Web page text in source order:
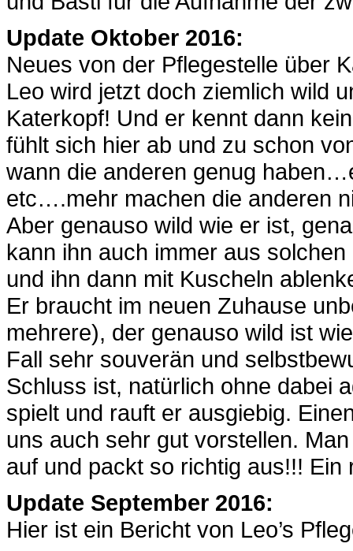
Update Oktober 2016:
Neues von der Pflegestelle über
Leo wird jetzt doch ziemlich wild
Katerkopf! Und er kennt dann
fühlt sich hier ab und zu schon
wann die anderen genug
etc….mehr machen die anderen
Aber genauso wild wie er ist,
kann ihn auch immer aus
und ihn dann mit Kuscheln
Er braucht im neuen Zuhause
mehrere), der genauso wild ist
Fall sehr souverän und
Schluss ist, natürlich ohne dabei
spielt und rauft er ausgiebig.
uns auch sehr gut vorstellen.
auf und packt so richtig aus!!! Ein
Update September 2016:
Hier ist ein Bericht von Leo’s